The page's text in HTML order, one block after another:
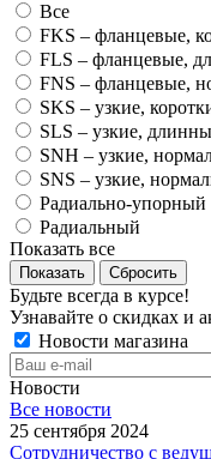
Все
FKS – фланцевые,
FLS – фланцевые,
FNS – фланцевые,
SKS – узкие,
SLS – узкие,
SNH – узкие,
SNS – узкие,
Радиально-упорный
Радиальный
Показать все
Показать Сбросить
Будьте всегда в курсе!
Узнавайте о скидках и
Новости магазина
Новости
Все новости
25 сентября 2024
Сотрудничество с